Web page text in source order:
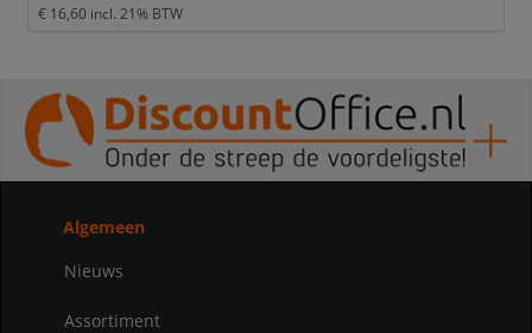
€ 16,60 incl. 21% BTW
Algemeen
Nieuws
Assortiment